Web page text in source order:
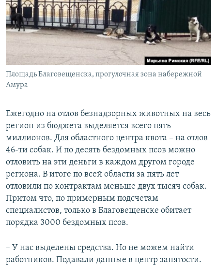
Площадь Благовещенска, прогулочная зона набережной
Амура
Ежегодно на отлов безнадзорных животных на весь
регион из бюджета выделяется всего пять
миллионов. Для областного центра квота – на отлов
46-ти собак. И по десять бездомных псов можно
отловить на эти деньги в каждом другом городе
региона. В итоге по всей области за пять лет
отловили по контрактам меньше двух тысяч собак.
Притом что, по примерным подсчетам
специалистов, только в Благовещенске обитает
порядка 3000 бездомных псов.
– У нас выделены средства. Но не можем найти
работников. Подавали данные в центр занятости.